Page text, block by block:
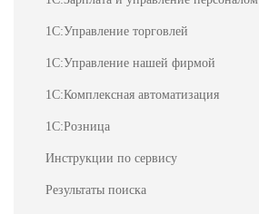
1С:Управление торговлей
1С:Управление нашей фирмой
1С:Комплексная автоматизация
1С:Розница
Инструкции по сервису
Результаты поиска